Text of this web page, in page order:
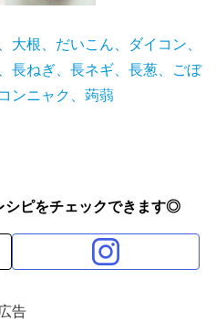
大根、だいこん、ダイコン、
長ねぎ、長ネギ、長葱、ごぼ
ンニャク、蒟蒻
シピをチェックできます◎
広告